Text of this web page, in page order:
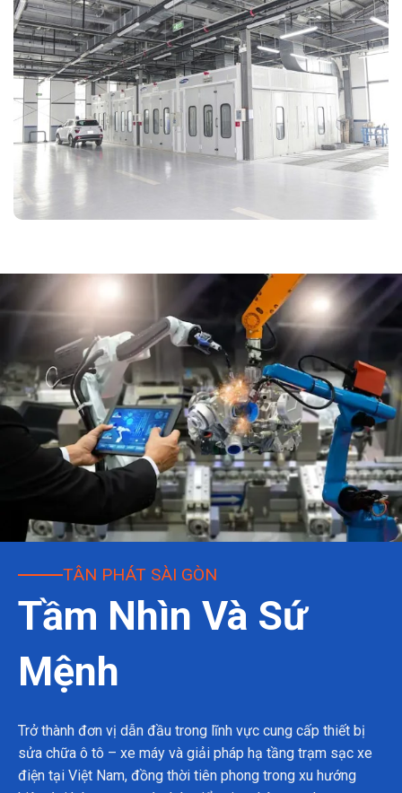
TÂN PHÁT SÀI GÒN
Tầm Nhìn Và Sứ
Mệnh
Trở thành đơn vị dẫn đầu trong lĩnh vực cung cấp thiết bị
sửa chữa ô tô – xe máy và giải pháp hạ tầng trạm sạc xe
điện tại Việt Nam, đồng thời tiên phong trong xu hướng